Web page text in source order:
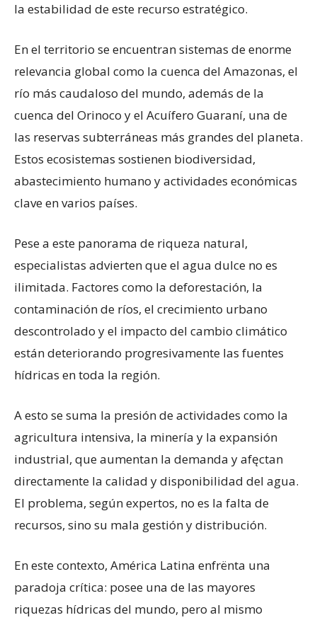
la estabilidad de este recurso estratégico.
En el territorio se encuentran sistemas de enorme
relevancia global como la cuenca del Amazonas, el
río más caudaloso del mundo, además de la
cuenca del Orinoco y el Acuífero Guaraní, una de
las reservas subterráneas más grandes del planeta.
Estos ecosistemas sostienen biodiversidad,
abastecimiento humano y actividades económicas
clave en varios países.
Pese a este panorama de riqueza natural,
especialistas advierten que el agua dulce no es
ilimitada. Factores como la deforestación, la
contaminación de ríos, el crecimiento urbano
descontrolado y el impacto del cambio climático
están deteriorando progresivamente las fuentes
hídricas en toda la región.
A esto se suma la presión de actividades como la
agricultura intensiva, la minería y la expansión
industrial, que aumentan la demanda y afęctan
directamente la calidad y disponibilidad del agua.
El problema, según expertos, no es la falta de
recursos, sino su mala gestión y distribución.
En este contexto, América Latina enfrënta una
paradoja crítica: posee una de las mayores
riquezas hídricas del mundo, pero al mismo